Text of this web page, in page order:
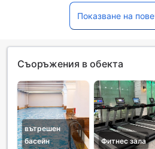
Показване на
Съоръжения в обекта
вътрешен
басейн
Фитнес зала